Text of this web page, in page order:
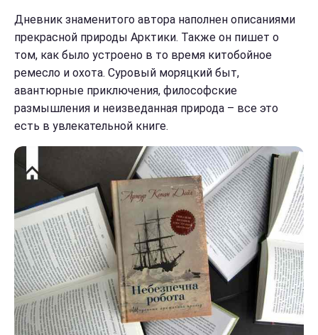
Дневник знаменитого автора наполнен описаниями
прекрасной природы Арктики. Также он пишет о
том, как было устроено в то время китобойное
ремесло и охота. Суровый моряцкий быт,
авантюрные приключения, философские
размышления и неизведанная природа – все это
есть в увлекательной книге.